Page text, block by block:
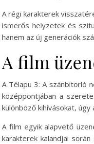
A régi karakterek
ismerős helyzetek és
hanem az új generációk
A film
A Télapu 3: A szánbitorló
középpontjában a
különböző kihívásokat,
A film egyik alapvető
karakterek kalandjai